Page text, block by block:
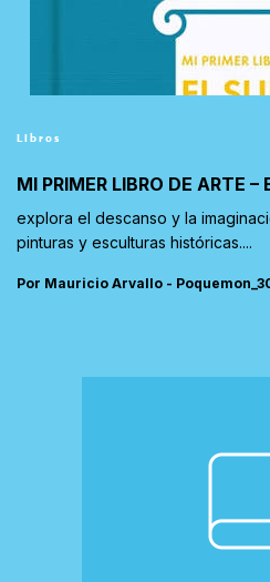
Libros
MI PRIMER LIBRO DE ARTE –
explora el descanso y la
pinturas y esculturas históricas....
Por Mauricio Arvallo -